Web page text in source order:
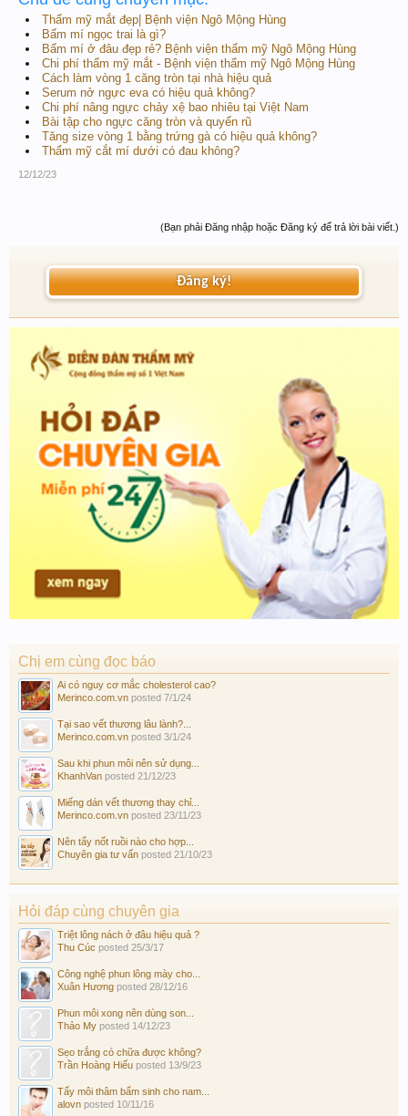
Thẩm mỹ mắt đẹp| Bệnh viện Ngô Mộng Hùng
Bấm mí ngọc trai là gì?
Bấm mí ở đâu đẹp rẻ? Bệnh viện thẩm mỹ Ngô Mộng Hùng
Chi phí thẩm mỹ mắt - Bệnh viện thẩm mỹ Ngô Mộng Hùng
Cách làm vòng 1 căng tròn tại nhà hiệu quả
Serum nở ngực eva có hiệu quả không?
Chi phí nâng ngực chảy xệ bao nhiêu tại Việt Nam
Bài tập cho ngực căng tròn và quyến rũ
Tăng size vòng 1 bằng trứng gà có hiệu quả không?
Thẩm mỹ cắt mí dưới có đau không?
12/12/23
(Bạn phải Đăng nhập hoặc Đăng ký để trả lời bài viết.)
Đăng ký!
Chị em cùng đọc báo
Ai có nguy cơ mắc cholesterol cao?
Merinco.com.vn posted 7/1/24
Tại sao vết thương lâu lành?...
Merinco.com.vn posted 3/1/24
Sau khi phun môi nên sử dụng...
KhanhVan posted 21/12/23
Miếng dán vết thương thay chỉ...
Merinco.com.vn posted 23/11/23
Nên tẩy nốt ruồi nào cho hợp...
Chuyên gia tư vấn posted 21/10/23
Hỏi đáp cùng chuyên gia
Triệt lông nách ở đâu hiệu quả ?
Thu Cúc posted 25/3/17
Công nghệ phun lông mày cho...
Xuân Hương posted 28/12/16
Phun môi xong nên dùng son...
Thảo My posted 14/12/23
Sẹo trắng có chữa được không?
Trần Hoàng Hiếu posted 13/9/23
Tẩy môi thâm bẩm sinh cho nam...
alovn posted 10/11/16